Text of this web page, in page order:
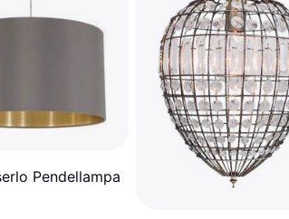
Pendellampa